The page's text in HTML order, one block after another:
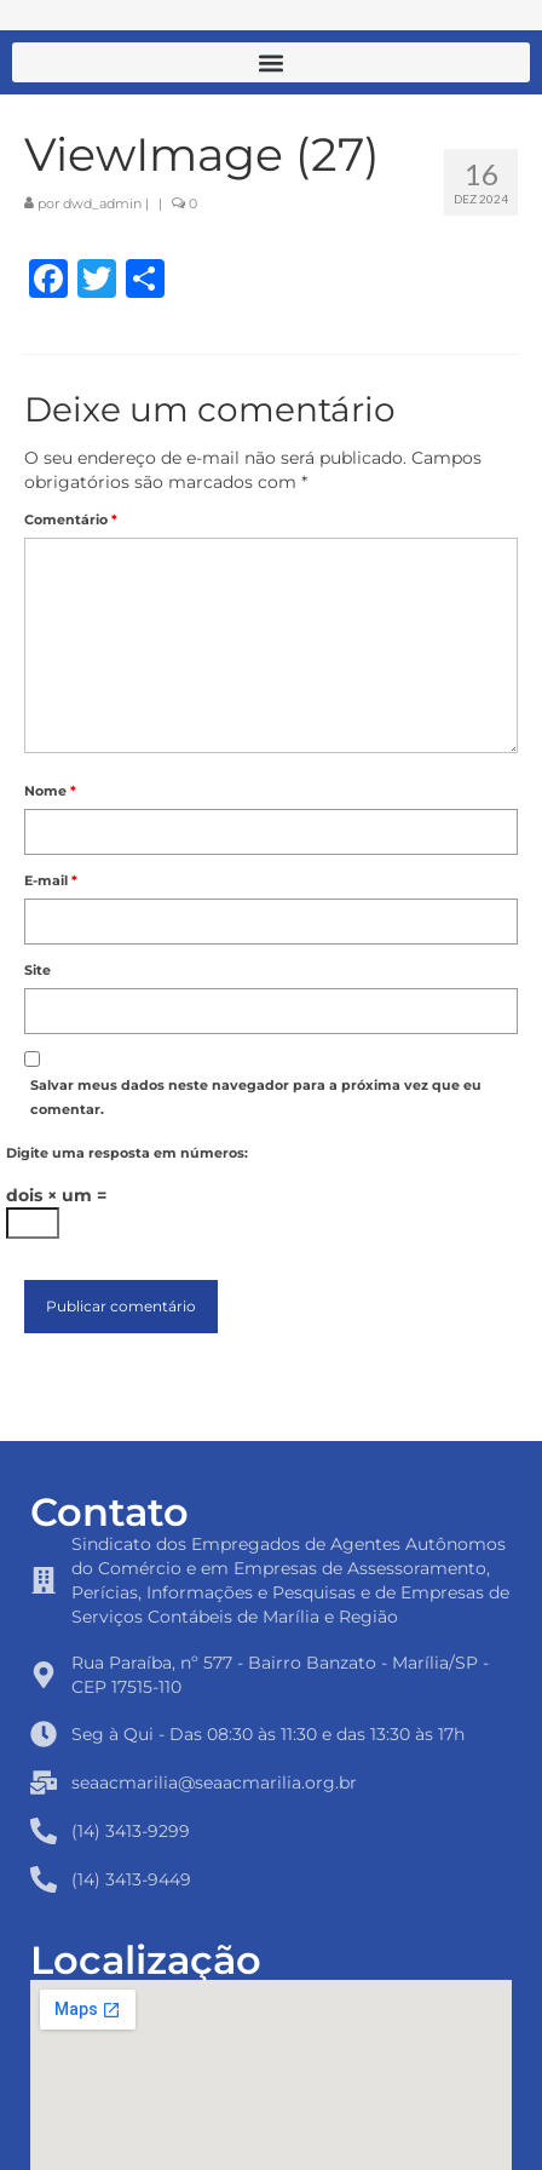
16
DEZ 2024
ViewImage (27)
por dwd_admin | | 0
Facebook
Twitter
Deixe um comentário
O seu endereço de e-mail não será publicado. Campos
obrigatórios são marcados com *
Comentário *
Nome *
E-mail *
Site
Salvar meus dados neste navegador para a próxima vez que eu
comentar.
Digite uma resposta em números:
dois × um =
Contato
Sindicato dos Empregados de Agentes Autônomos
do Comércio e em Empresas de Assessoramento,
Perícias, Informações e Pesquisas e de Empresas de
Serviços Contábeis de Marília e Região
Rua Paraíba, nº 577 - Bairro Banzato - Marília/SP -
CEP 17515-110
Seg à Qui - Das 08:30 às 11:30 e das 13:30 às 17h
seaacmarilia@seaacmarilia.org.br
(14) 3413-9299
(14) 3413-9449
Localização